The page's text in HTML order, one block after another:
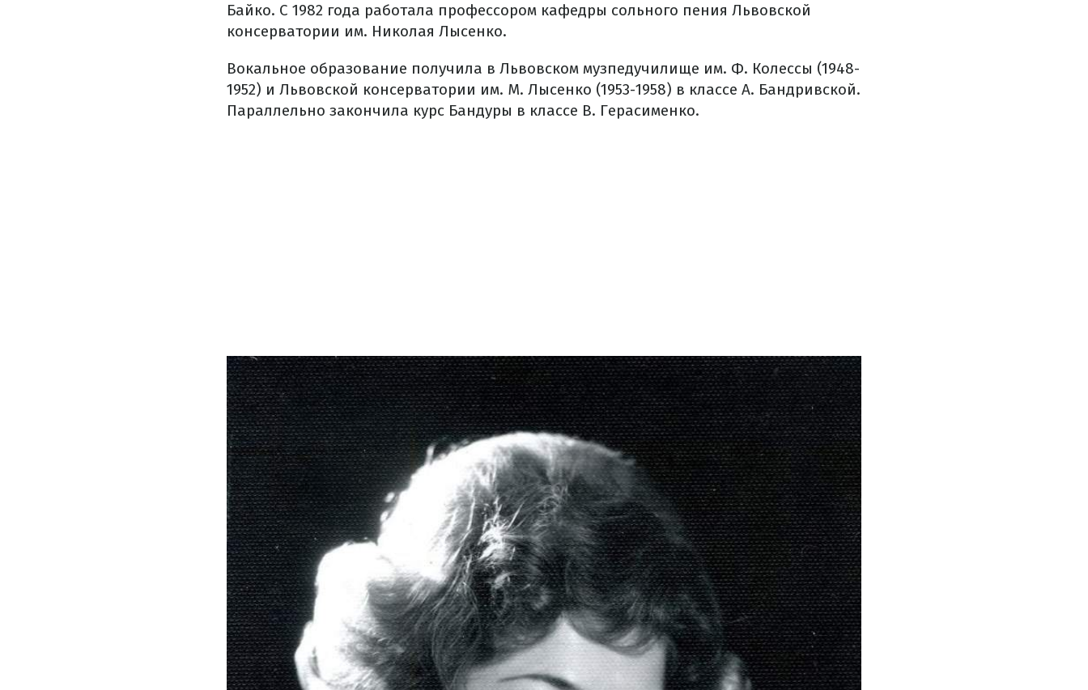
Байко. С 1982 года работала профессором кафедры сольного пения Львовской
консерватории им. Николая Лысенко.
Вокальное образование получила в Львовском музпедучилище им. Ф. Колессы (1948-
1952) и Львовской консерватории им. М. Лысенко (1953-1958) в классе А. Бандривской.
Параллельно закончила курс Бандуры в классе B. Герасименко.